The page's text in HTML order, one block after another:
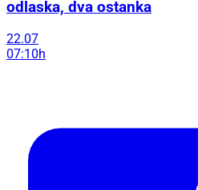
odlaska, dva ostanka
22.07
07:10h